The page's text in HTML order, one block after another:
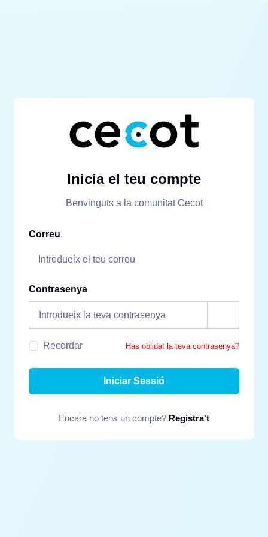
Inicia el teu compte
Benvinguts a la comunitat Cecot
Correu
Contrasenya
Recordar Has oblidat la teva contrasenya?
Iniciar Sessió
Encara no tens un compte? Registra't